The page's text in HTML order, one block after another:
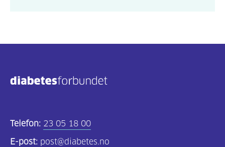
Telefon: 23 05 18 00
E-post: post@diabetes.no